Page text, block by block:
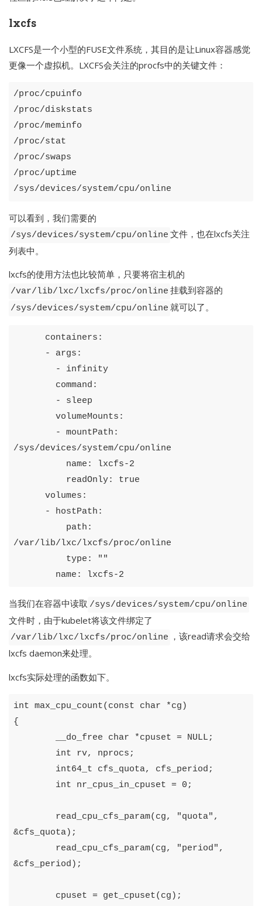
lxcfs
LXCFS是一个小型的FUSE文件系统，其目的是让Linux容器感觉
更像一个虚拟机。LXCFS会关注的procfs中的关键文件：
/proc/cpuinfo
/proc/diskstats
/proc/meminfo
/proc/stat
/proc/swaps
/proc/uptime
可以看到，我们需要的
/sys/devices/system/cpu/online 文件，也在lxcfs关注
列表中。
lxcfs的使用方法也比较简单，只要将宿主机的
/var/lib/lxc/lxcfs/proc/online 挂载到容器的
/sys/devices/system/cpu/online 就可以了。
containers :
-
args :
-
infinity
command :
-
sleep
volumeMounts :
-
mountPath :
/sys/devices/system/cpu/online
name :
lxcfs-2
readOnly:
true
volumes :
-
hostPath :
path :
/var/lib/lxc/lxcfs/proc/online
type : " "
name : lxcfs-2
当我们在容器中读取 /sys/devices/system/cpu/online
文件时，由于kubelet将该文件绑定了
/var/lib/lxc/lxcfs/proc/online ，该read请求会交给
lxcfs daemon来处理。
lxcfs实际处理的函数如下。
int max_cpu_count( const char *cg )
{
__do_free
char *cpuset = NULL ;
int
rv, nprocs ;
int64_t
cfs_quota, cfs_period ;
int
nr_cpus_in_cpuset = 0 ;
read_cpu_cfs_param( cg, "quota" ,
&cfs_quota);
read_cpu_cfs_param( cg, "period" ,
&cfs_period );
cpuset = get_cpuset( cg );